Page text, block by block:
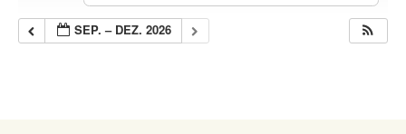
SEP. – DEZ. 2026